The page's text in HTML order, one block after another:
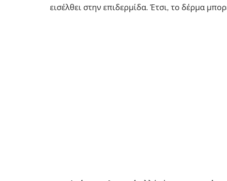
εισέλθει στην επιδερμίδα. Έτσι, το δέρμα